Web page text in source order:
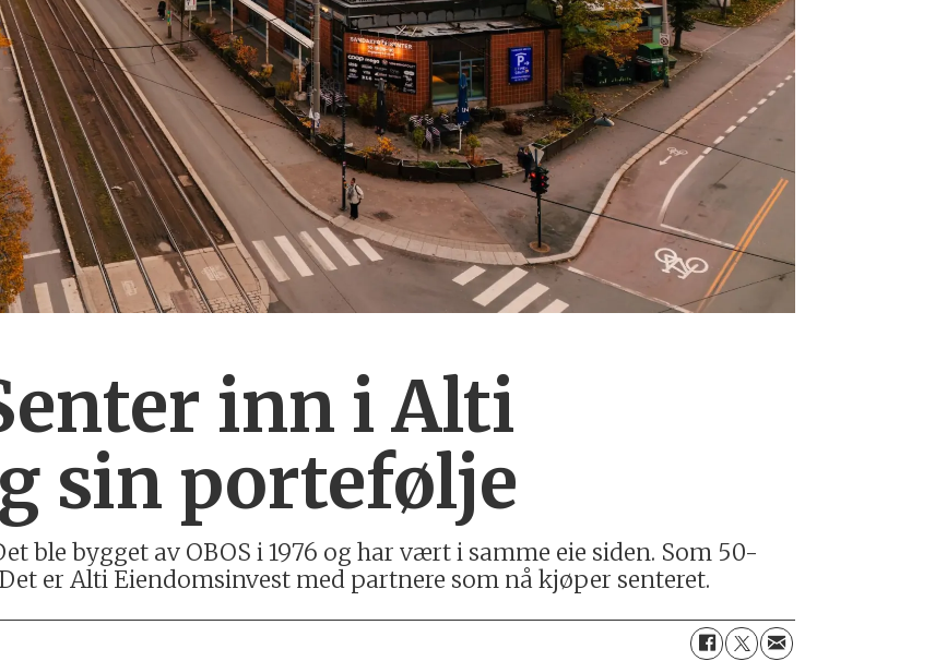
inn i Alti
sin portefølje
ble bygget av OBOS i 1976 og har vært i samme eie siden. Som 50-
er Alti Eiendomsinvest med partnere som nå kjøper senteret.